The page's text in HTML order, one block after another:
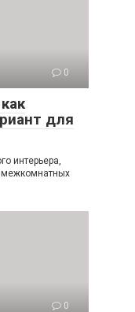
0
для
интерьера,
0